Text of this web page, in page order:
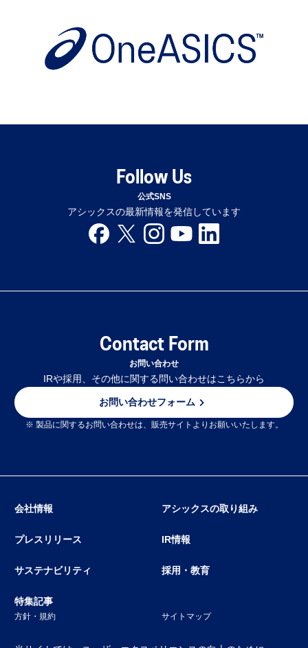
Follow Us
公式SNS
アシックスの最新情報を発信しています
Contact Form
お問い合わせ
IRや採用、その他に関する問い合わせはこちらから
お問い合わせフォーム
※ 製品に関するお問い合わせは、販売サイトよりお願いいたします。
会社情報 アシックスの取り組み
プレスリリース IR情報
サステナビリティ 採用・教育
特集記事
方針・規約 サイトマップ